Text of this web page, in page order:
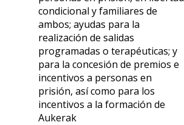
condicional y familiares de
ambos; ayudas para la
realización de salidas
programadas o terapéuticas; y
para la concesión de premios e
incentivos a personas en
prisión, así como para los
incentivos a la formación de
Aukerak